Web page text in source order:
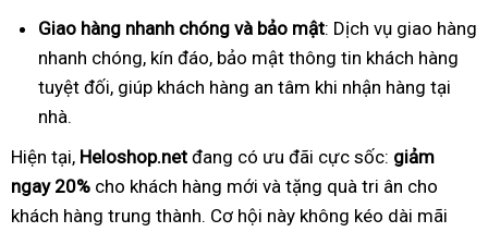
Giao hàng nhanh chóng và bảo mật: Dịch vụ giao hàng
nhanh chóng, kín đáo, bảo mật thông tin khách hàng
tuyệt đối, giúp khách hàng an tâm khi nhận hàng tại
nhà.
Hiện tại, Heloshop.net đang có ưu đãi cực sốc: giảm
ngay 20% cho khách hàng mới và tặng quà tri ân cho
khách hàng trung thành. Cơ hội này không kéo dài mãi